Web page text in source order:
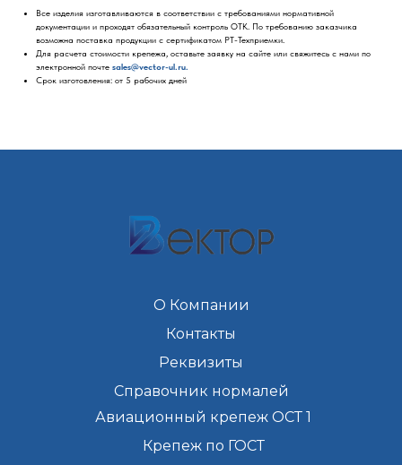
Все изделия изготавливаются в соответствии с требованиями нормативной
документации и проходят обязательный контроль ОТК. По требованию заказчика
возможна поставка продукции с сертификатом РТ-Техприемки.
Для расчета стоимости крепежа, оставьте заявку на сайте или свяжитесь с нами по
электронной почте sales@vector-ul.ru.
Срок изготовления: от 5 рабочих дней
О Компании
Контакты
Реквизиты
Справочник нормалей
Авиационный крепеж ОСТ 1
Крепеж по ГОСТ